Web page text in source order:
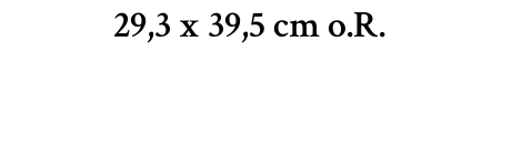
29,3 x 39,5 cm o.R.